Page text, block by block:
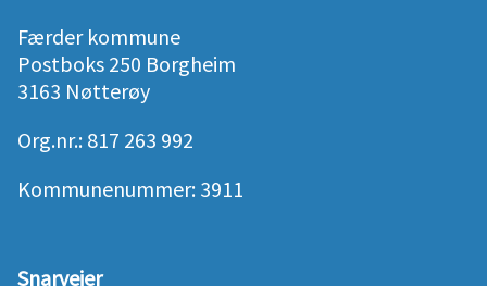
Færder kommune
Postboks 250 Borgheim
3163 Nøtterøy
Org.nr.: 817 263 992
Kommunenummer: 3911
Snarveier